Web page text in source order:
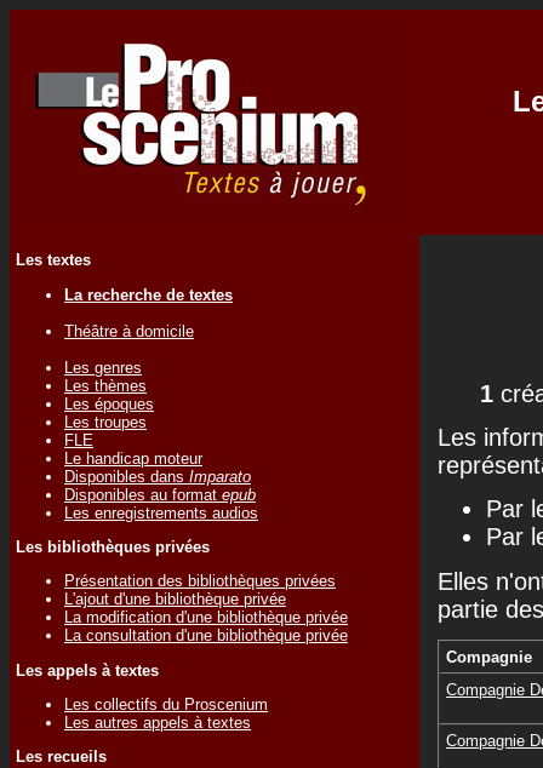
Les textes
La recherche de textes
Théâtre à domicile
Les genres
Les thèmes
Les époques
Les troupes
FLE
Le handicap moteur
Disponibles dans Imparato
Disponibles au format epub
Les enregistrements audios
Les bibliothèques privées
Présentation des bibliothèques privées
L'ajout d'une bibliothèque privée
La modification d'une bibliothèque privée
La consultation d'une bibliothèque privée
Les appels à textes
Les collectifs du Proscenium
Les autres appels à textes
Les recueils
1
Les
Par
Par
Elles
partie
Compagnie
Compagnie
Compagnie